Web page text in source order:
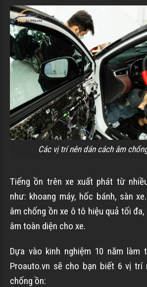
Các vị trí nên dán cách âm
Tiếng ồn trên xe xuất phát từ
như: khoang máy, hốc bánh, sàn
âm chống ồn xe ô tô hiệu quả tối
âm toàn diện cho xe.
Dựa vào kinh nghiệm 10 năm làm
Proauto.vn sẽ cho bạn biết 6 vị trí
chống ồn: